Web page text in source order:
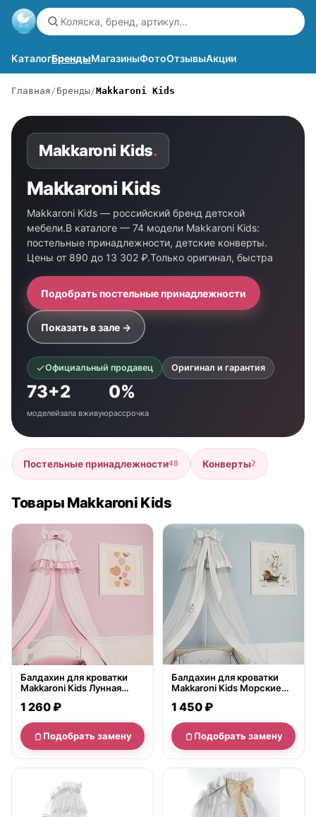
КаталогБрендыМагазиныФотоОтзывыАкции
Главная Бренды Makkaroni Kids
Makkaroni Kids.
Makkaroni Kids
Makkaroni Kids — российский бренд детской
мебели.В каталоге — 74 модели Makkaroni Kids:
постельные принадлежности, детские конверты.
Цены от 890 до 13 302 ₽.Только оригинал, быстра
Подобрать постельные принадлежности
Показать в зале →
Официальный продавец Оригинал и гарантия
73+
моделей
2
зала вживую
0%
рассрочка
Постельные принадлежности48 Конверты2
Товары Makkaroni Kids
нет в продаже
Балдахин для кроватки
Makkaroni Kids Лунная
1 260 ₽
Подобрать замену
нет в продаже
Балдахин для кроватки
Makkaroni Kids Морские
1 450 ₽
Подобрать замену
нет в продаже нет в продаже